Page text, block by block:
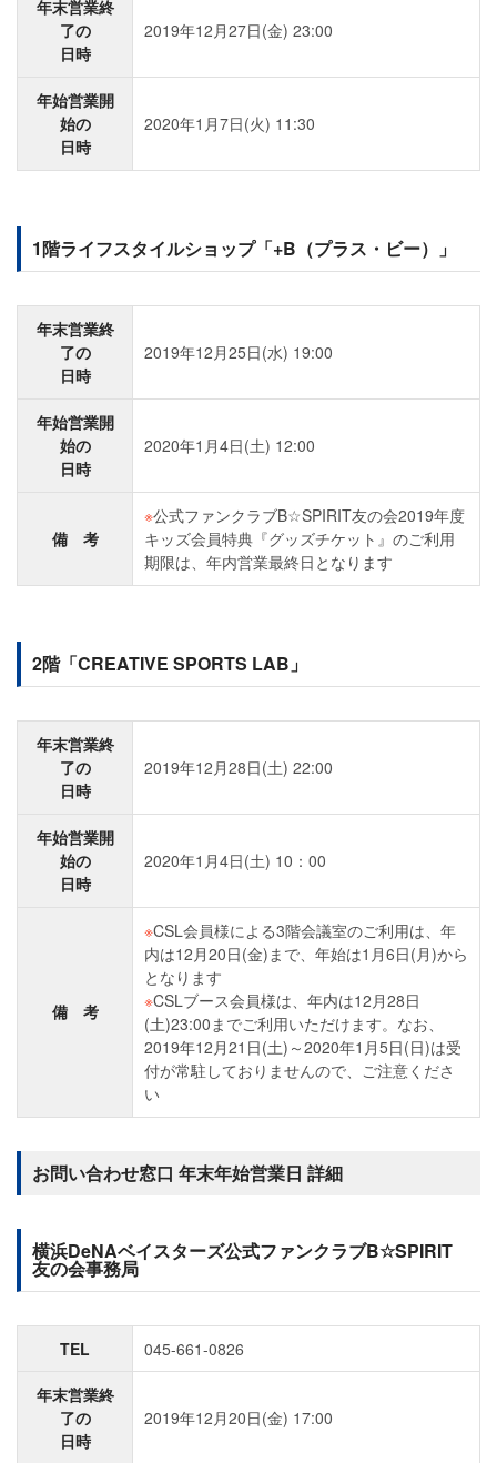
年末営業終
了の
日時
2019年12月27日(金) 23:00
年始営業開
始の
日時
2020年1月7日(火) 11:30
1階ライフスタイルショップ「+B（プラス・ビー）」
年末営業終
了の
日時
2019年12月25日(水) 19:00
年始営業開
始の
日時
2020年1月4日(土) 12:00
備 考
※公式ファンクラブB☆SPIRIT友の会2019年度
キッズ会員特典『グッズチケット』のご利用
期限は、年内営業最終日となります
2階「CREATIVE SPORTS LAB」
年末営業終
了の
日時
2019年12月28日(土) 22:00
年始営業開
始の
日時
2020年1月4日(土) 10：00
備 考
※CSL会員様による3階会議室のご利用は、年
内は12月20日(金)まで、年始は1月6日(月)から
となります
※CSLブース会員様は、年内は12月28日
(土)23:00までご利用いただけます。なお、
2019年12月21日(土)～2020年1月5日(日)は受
付が常駐しておりませんので、ご注意くださ
い
お問い合わせ窓口 年末年始営業日 詳細
横浜DeNAベイスターズ公式ファンクラブB☆SPIRIT
友の会事務局
TEL 045-661-0826
年末営業終
了の
日時
2019年12月20日(金) 17:00